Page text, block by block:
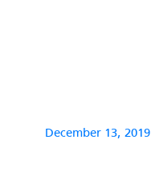
December 13, 2019